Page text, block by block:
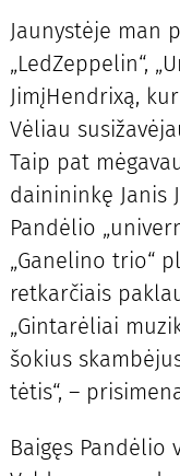
Jaunystėje man
„LedZeppelin“,
JimįHendrixą,
Vėliau
Taip pat
dainininkę Janis
Pandėlio
„Ganelino trio“
retkarčiais
„Gintarėliai
šokius
tėtis“, –
Baigęs Pandėlio